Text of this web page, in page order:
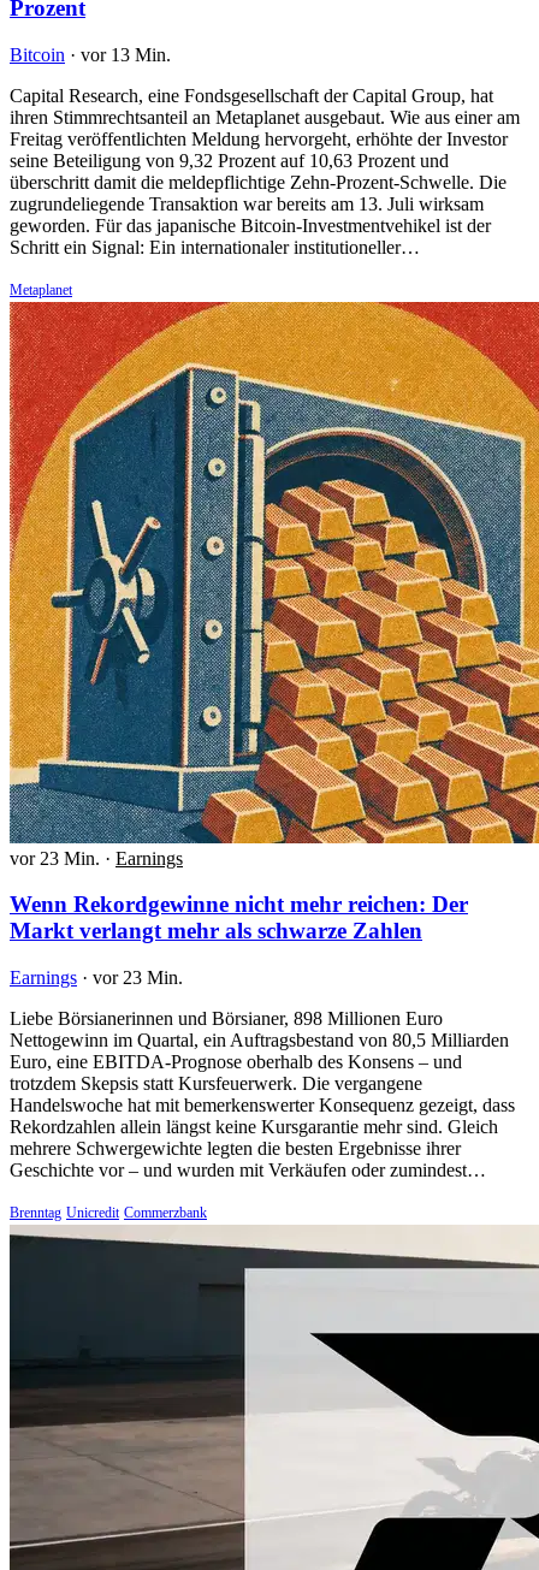
Prozent
Bitcoin · vor 13 Min.
Capital Research, eine Fondsgesellschaft der Capital Group, hat
ihren Stimmrechtsanteil an Metaplanet ausgebaut. Wie aus einer am
Freitag veröffentlichten Meldung hervorgeht, erhöhte der Investor
seine Beteiligung von 9,32 Prozent auf 10,63 Prozent und
überschritt damit die meldepflichtige Zehn-Prozent-Schwelle. Die
zugrundeliegende Transaktion war bereits am 13. Juli wirksam
geworden. Für das japanische Bitcoin-Investmentvehikel ist der
Schritt ein Signal: Ein internationaler institutioneller…
Metaplanet
vor 23 Min. · Earnings
Wenn Rekordgewinne nicht mehr reichen: Der
Markt verlangt mehr als schwarze Zahlen
Earnings · vor 23 Min.
Liebe Börsianerinnen und Börsianer, 898 Millionen Euro
Nettogewinn im Quartal, ein Auftragsbestand von 80,5 Milliarden
Euro, eine EBITDA-Prognose oberhalb des Konsens – und
trotzdem Skepsis statt Kursfeuerwerk. Die vergangene
Handelswoche hat mit bemerkenswerter Konsequenz gezeigt, dass
Rekordzahlen allein längst keine Kursgarantie mehr sind. Gleich
mehrere Schwergewichte legten die besten Ergebnisse ihrer
Geschichte vor – und wurden mit Verkäufen oder zumindest…
Brenntag Unicredit Commerzbank